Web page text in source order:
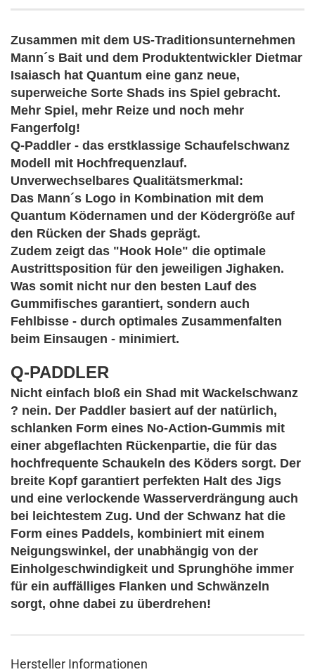
Zusammen mit dem US-Traditionsunternehmen
Mann´s Bait und dem Produktentwickler Dietmar
Isaiasch hat Quantum eine ganz neue,
superweiche Sorte Shads ins Spiel gebracht.
Mehr Spiel, mehr Reize und noch mehr
Fangerfolg!
Q-Paddler - das erstklassige Schaufelschwanz
Modell mit Hochfrequenzlauf.
Unverwechselbares Qualitätsmerkmal:
Das Mann´s Logo in Kombination mit dem
Quantum Ködernamen und der Ködergröße auf
den Rücken der Shads geprägt.
Zudem zeigt das "Hook Hole" die optimale
Austrittsposition für den jeweiligen Jighaken.
Was somit nicht nur den besten Lauf des
Gummifisches garantiert, sondern auch
Fehlbisse - durch optimales Zusammenfalten
beim Einsaugen - minimiert.
Q-PADDLER
Nicht einfach bloß ein Shad mit Wackelschwanz
? nein. Der Paddler basiert auf der natürlich,
schlanken Form eines No-Action-Gummis mit
einer abgeflachten Rückenpartie, die für das
hochfrequente Schaukeln des Köders sorgt. Der
breite Kopf garantiert perfekten Halt des Jigs
und eine verlockende Wasserverdrängung auch
bei leichtestem Zug. Und der Schwanz hat die
Form eines Paddels, kombiniert mit einem
Neigungswinkel, der unabhängig von der
Einholgeschwindigkeit und Sprunghöhe immer
für ein auffälliges Flanken und Schwänzeln
sorgt, ohne dabei zu überdrehen!
Hersteller Informationen